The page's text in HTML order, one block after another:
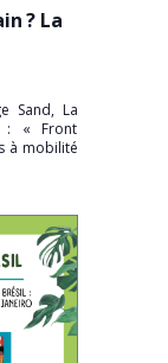
? La
Sand, La
: « Front
à mobilité